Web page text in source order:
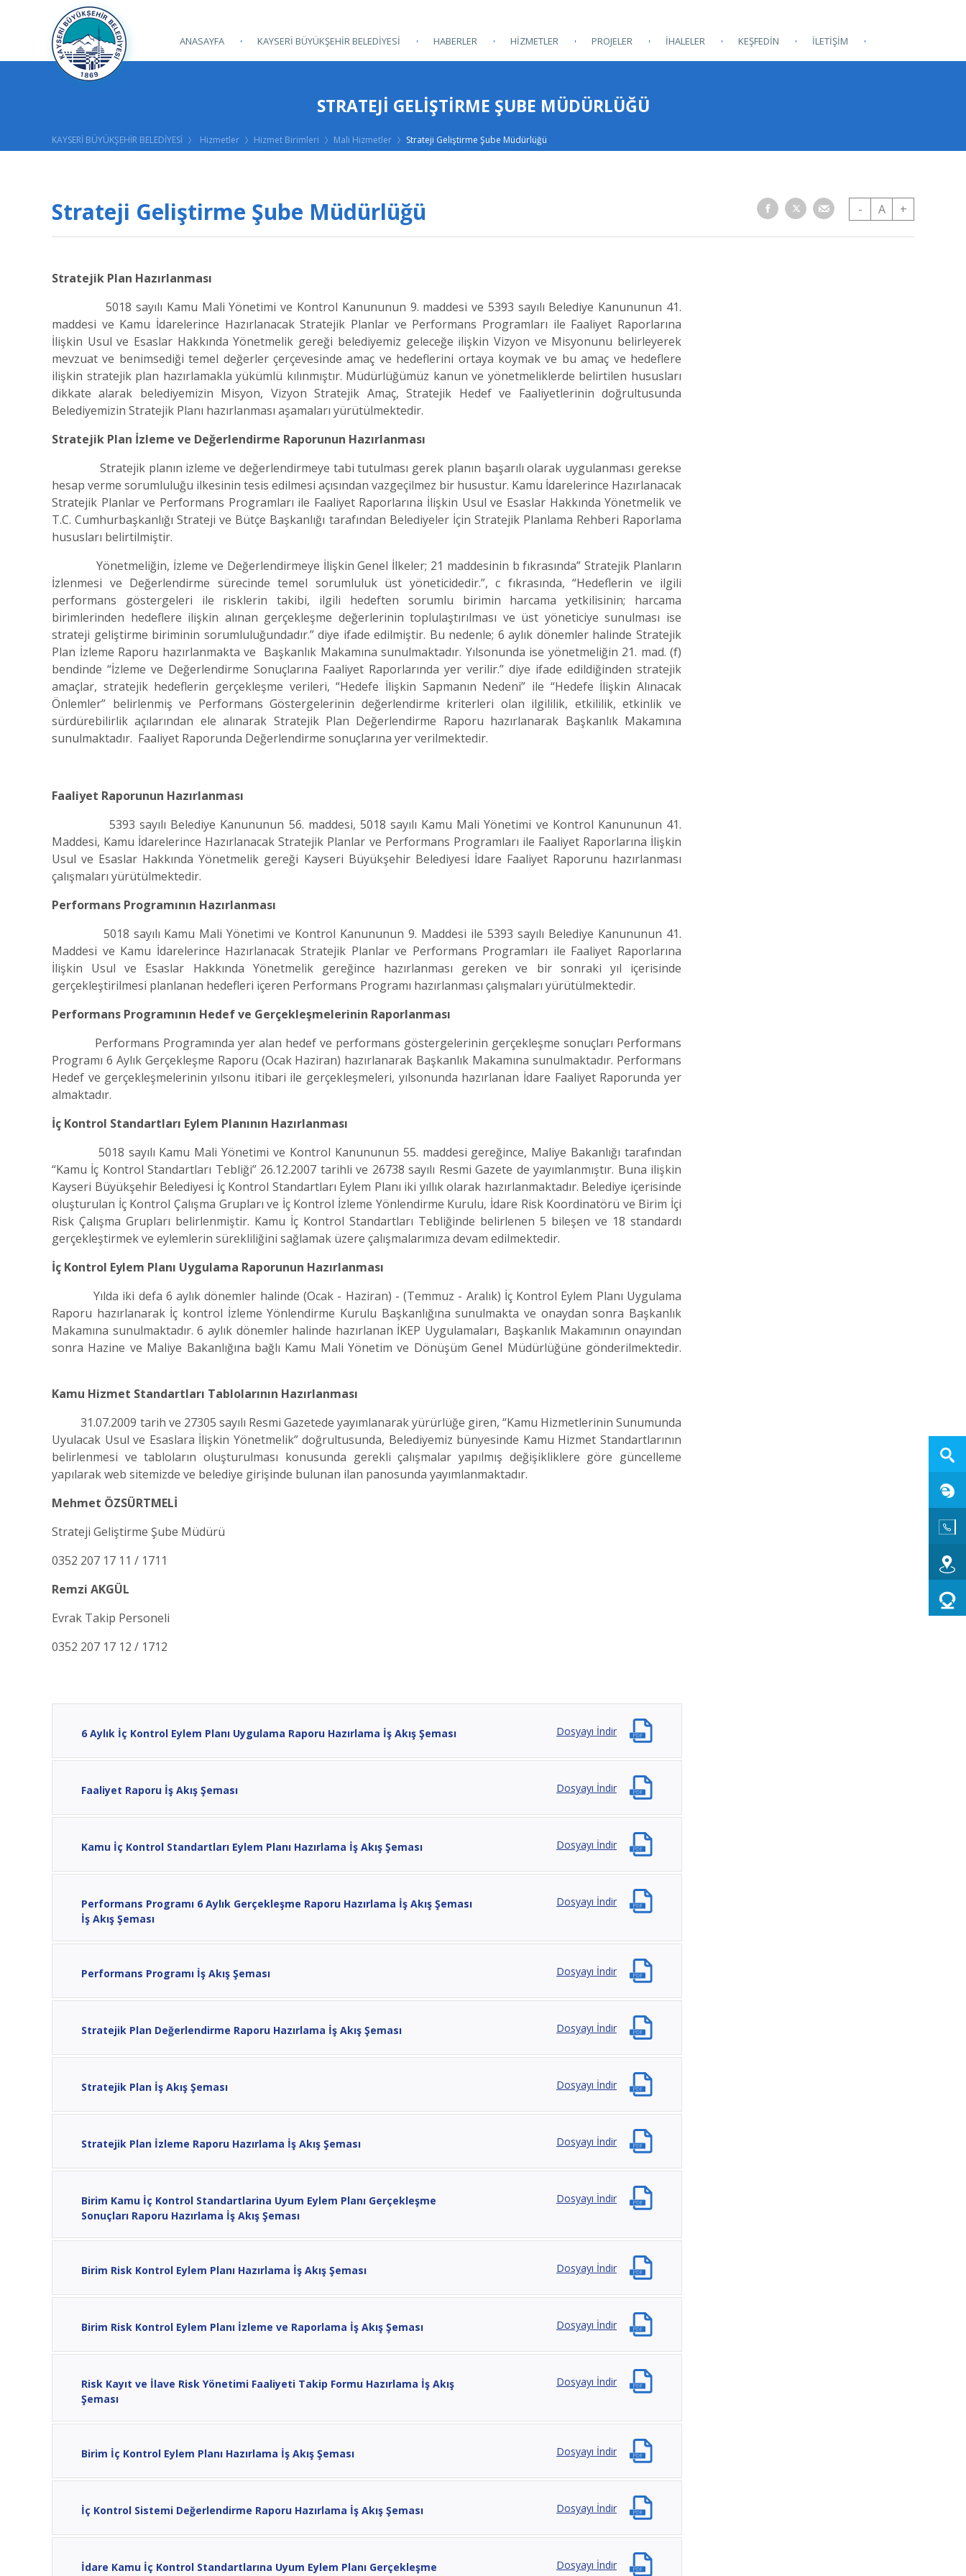
ANASAYFA KAYSERİ BÜYÜKŞEHİR BELEDİYESİ HABERLER HİZMETLER PROJELER İHALELER KEŞFEDİN İLETİŞİM
STRATEJI GELIŞTIRME ŞUBE MÜDÜRLÜĞÜ
KAYSERİ BÜYÜKŞEHİR BELEDİYESİ Hizmetler Hizmet Birimleri Mali Hizmetler Strateji Geliştirme Şube Müdürlüğü
Strateji Geliştirme Şube Müdürlüğü - A +
Stratejik Plan Hazırlanması
5018 sayılı Kamu Mali Yönetimi ve Kontrol Kanununun 9. maddesi ve 5393 sayılı Belediye Kanununun 41.
maddesi ve Kamu İdarelerince Hazırlanacak Stratejik Planlar ve Performans Programları ile Faaliyet Raporlarına
İlişkin Usul ve Esaslar Hakkında Yönetmelik gereği belediyemiz geleceğe ilişkin Vizyon ve Misyonunu belirleyerek
mevzuat ve benimsediği temel değerler çerçevesinde amaç ve hedeflerini ortaya koymak ve bu amaç ve hedeflere
ilişkin stratejik plan hazırlamakla yükümlü kılınmıştır. Müdürlüğümüz kanun ve yönetmeliklerde belirtilen hususları
dikkate alarak belediyemizin Misyon, Vizyon Stratejik Amaç, Stratejik Hedef ve Faaliyetlerinin doğrultusunda
Belediyemizin Stratejik Planı hazırlanması aşamaları yürütülmektedir.
Stratejik Plan İzleme ve Değerlendirme Raporunun Hazırlanması
Stratejik planın izleme ve değerlendirmeye tabi tutulması gerek planın başarılı olarak uygulanması gerekse
hesap verme sorumluluğu ilkesinin tesis edilmesi açısından vazgeçilmez bir husustur. Kamu İdarelerince Hazırlanacak
Stratejik Planlar ve Performans Programları ile Faaliyet Raporlarına İlişkin Usul ve Esaslar Hakkında Yönetmelik ve
T.C. Cumhurbaşkanlığı Strateji ve Bütçe Başkanlığı tarafından Belediyeler İçin Stratejik Planlama Rehberi Raporlama
hususları belirtilmiştir.
Yönetmeliğin, İzleme ve Değerlendirmeye İlişkin Genel İlkeler; 21 maddesinin b fıkrasında” Stratejik Planların
İzlenmesi ve Değerlendirme sürecinde temel sorumluluk üst yöneticidedir.”, c fıkrasında, “Hedeflerin ve ilgili
performans göstergeleri ile risklerin takibi, ilgili hedeften sorumlu birimin harcama yetkilisinin; harcama
birimlerinden hedeflere ilişkin alınan gerçekleşme değerlerinin toplulaştırılması ve üst yöneticiye sunulması ise
strateji geliştirme biriminin sorumluluğundadır.” diye ifade edilmiştir. Bu nedenle; 6 aylık dönemler halinde Stratejik
Plan İzleme Raporu hazırlanmakta ve Başkanlık Makamına sunulmaktadır. Yılsonunda ise yönetmeliğin 21. mad. (f)
bendinde “İzleme ve Değerlendirme Sonuçlarına Faaliyet Raporlarında yer verilir.” diye ifade edildiğinden stratejik
amaçlar, stratejik hedeflerin gerçekleşme verileri, “Hedefe İlişkin Sapmanın Nedeni” ile “Hedefe İlişkin Alınacak
Önlemler” belirlenmiş ve Performans Göstergelerinin değerlendirme kriterleri olan ilgililik, etkililik, etkinlik ve
sürdürebilirlik açılarından ele alınarak Stratejik Plan Değerlendirme Raporu hazırlanarak Başkanlık Makamına
sunulmaktadır. Faaliyet Raporunda Değerlendirme sonuçlarına yer verilmektedir.
Faaliyet Raporunun Hazırlanması
5393 sayılı Belediye Kanununun 56. maddesi, 5018 sayılı Kamu Mali Yönetimi ve Kontrol Kanununun 41.
Maddesi, Kamu İdarelerince Hazırlanacak Stratejik Planlar ve Performans Programları ile Faaliyet Raporlarına İlişkin
Usul ve Esaslar Hakkında Yönetmelik gereği Kayseri Büyükşehir Belediyesi İdare Faaliyet Raporunu hazırlanması
çalışmaları yürütülmektedir.
Performans Programının Hazırlanması
5018 sayılı Kamu Mali Yönetimi ve Kontrol Kanununun 9. Maddesi ile 5393 sayılı Belediye Kanununun 41.
Maddesi ve Kamu İdarelerince Hazırlanacak Stratejik Planlar ve Performans Programları ile Faaliyet Raporlarına
İlişkin Usul ve Esaslar Hakkında Yönetmelik gereğince hazırlanması gereken ve bir sonraki yıl içerisinde
gerçekleştirilmesi planlanan hedefleri içeren Performans Programı hazırlanması çalışmaları yürütülmektedir.
Performans Programının Hedef ve Gerçekleşmelerinin Raporlanması
Performans Programında yer alan hedef ve performans göstergelerinin gerçekleşme sonuçları Performans
Programı 6 Aylık Gerçekleşme Raporu (Ocak Haziran) hazırlanarak Başkanlık Makamına sunulmaktadır. Performans
Hedef ve gerçekleşmelerinin yılsonu itibari ile gerçekleşmeleri, yılsonunda hazırlanan İdare Faaliyet Raporunda yer
almaktadır.
İç Kontrol Standartları Eylem Planının Hazırlanması
5018 sayılı Kamu Mali Yönetimi ve Kontrol Kanununun 55. maddesi gereğince, Maliye Bakanlığı tarafından
“Kamu İç Kontrol Standartları Tebliği” 26.12.2007 tarihli ve 26738 sayılı Resmi Gazete de yayımlanmıştır. Buna ilişkin
Kayseri Büyükşehir Belediyesi İç Kontrol Standartları Eylem Planı iki yıllık olarak hazırlanmaktadır. Belediye içerisinde
oluşturulan İç Kontrol Çalışma Grupları ve İç Kontrol İzleme Yönlendirme Kurulu, İdare Risk Koordinatörü ve Birim İçi
Risk Çalışma Grupları belirlenmiştir. Kamu İç Kontrol Standartları Tebliğinde belirlenen 5 bileşen ve 18 standardı
gerçekleştirmek ve eylemlerin sürekliliğini sağlamak üzere çalışmalarımıza devam edilmektedir.
İç Kontrol Eylem Planı Uygulama Raporunun Hazırlanması
Yılda iki defa 6 aylık dönemler halinde (Ocak - Haziran) - (Temmuz - Aralık) İç Kontrol Eylem Planı Uygulama
Raporu hazırlanarak İç kontrol İzleme Yönlendirme Kurulu Başkanlığına sunulmakta ve onaydan sonra Başkanlık
Makamına sunulmaktadır. 6 aylık dönemler halinde hazırlanan İKEP Uygulamaları, Başkanlık Makamının onayından
sonra Hazine ve Maliye Bakanlığına bağlı Kamu Mali Yönetim ve Dönüşüm Genel Müdürlüğüne gönderilmektedir.
Kamu Hizmet Standartları Tablolarının Hazırlanması
31.07.2009 tarih ve 27305 sayılı Resmi Gazetede yayımlanarak yürürlüğe giren, “Kamu Hizmetlerinin Sunumunda
Uyulacak Usul ve Esaslara İlişkin Yönetmelik” doğrultusunda, Belediyemiz bünyesinde Kamu Hizmet Standartlarının
belirlenmesi ve tabloların oluşturulması konusunda gerekli çalışmalar yapılmış değişikliklere göre güncelleme
yapılarak web sitemizde ve belediye girişinde bulunan ilan panosunda yayımlanmaktadır.
Mehmet ÖZSÜRTMELİ
Strateji Geliştirme Şube Müdürü
0352 207 17 11 / 1711
Remzi AKGÜL
Evrak Takip Personeli
0352 207 17 12 / 1712
6 Aylık İç Kontrol Eylem Planı Uygulama Raporu Hazırlama İş Akış Şeması Dosyayı İndir
Faaliyet Raporu İş Akış Şeması Dosyayı İndir
Kamu İç Kontrol Standartları Eylem Planı Hazırlama İş Akış Şeması Dosyayı İndir
Performans Programı 6 Aylık Gerçekleşme Raporu Hazırlama İş Akış Şeması
İş Akış Şeması
Dosyayı İndir
Performans Programı İş Akış Şeması Dosyayı İndir
Stratejik Plan Değerlendirme Raporu Hazırlama İş Akış Şeması Dosyayı İndir
Stratejik Plan İş Akış Şeması Dosyayı İndir
Stratejik Plan İzleme Raporu Hazırlama İş Akış Şeması Dosyayı İndir
Birim Kamu İç Kontrol Standartlarina Uyum Eylem Planı Gerçekleşme
Sonuçları Raporu Hazırlama İş Akış Şeması
Dosyayı İndir
Birim Risk Kontrol Eylem Planı Hazırlama İş Akış Şeması Dosyayı İndir
Birim Risk Kontrol Eylem Planı İzleme ve Raporlama İş Akış Şeması Dosyayı İndir
Risk Kayıt ve İlave Risk Yönetimi Faaliyeti Takip Formu Hazırlama İş Akış
Şeması
Dosyayı İndir
Birim İç Kontrol Eylem Planı Hazırlama İş Akış Şeması Dosyayı İndir
İç Kontrol Sistemi Değerlendirme Raporu Hazırlama İş Akış Şeması Dosyayı İndir
İdare Kamu İç Kontrol Standartlarına Uyum Eylem Planı Gerçekleşme
Dosyayı İndir